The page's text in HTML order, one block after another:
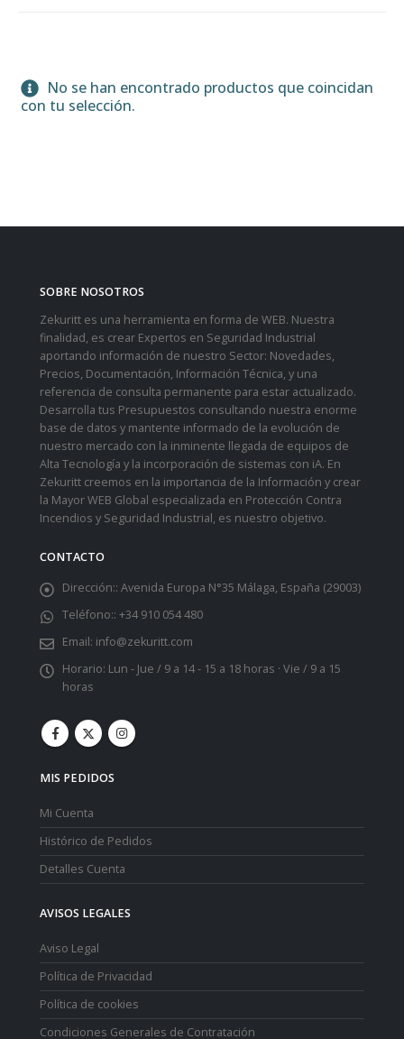
No se han encontrado productos que coincidan
con tu selección.
SOBRE NOSOTROS
Zekuritt es una herramienta en forma de WEB. Nuestra
finalidad, es crear Expertos en Seguridad Industrial
aportando información de nuestro Sector: Novedades,
Precios, Documentación, Información Técnica, y una
referencia de consulta permanente para estar actualizado.
Desarrolla tus Presupuestos consultando nuestra enorme
base de datos y mantente informado de la evolución de
nuestro mercado con la inminente llegada de equipos de
Alta Tecnología y la incorporación de sistemas con iA. En
Zekuritt creemos en la importancia de la Información y crear
la Mayor WEB Global especializada en Protección Contra
Incendios y Seguridad Industrial, es nuestro objetivo.
CONTACTO
Dirección:: Avenida Europa N°35 Málaga, España (29003)
Teléfono:: +34 910 054 480
Email: info@zekuritt.com
Horario: Lun - Jue / 9 a 14 - 15 a 18 horas · Vie / 9 a 15
horas
MIS PEDIDOS
Mi Cuenta
Histórico de Pedidos
Detalles Cuenta
AVISOS LEGALES
Aviso Legal
Política de Privacidad
Política de cookies
Condiciones Generales de Contratación